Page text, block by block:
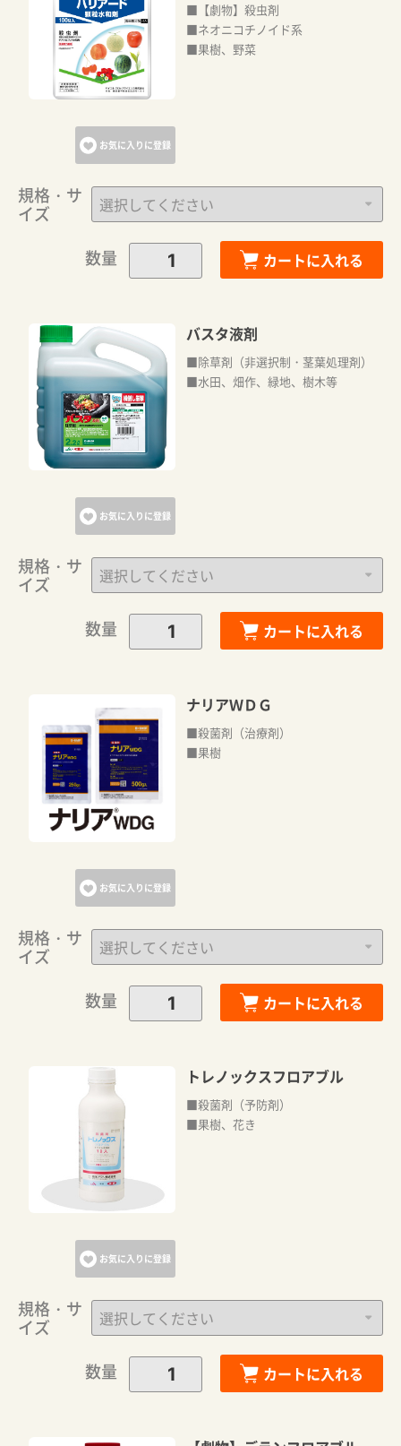
お気に入りに登録
■【劇物】殺虫剤
■ネオニコチノイド系
■果樹、野菜
規格・サ
イズ
数量
カートに入れる
お気に入りに登録
バスタ液剤
■除草剤（非選択制・茎葉処理剤）
■水田、畑作、緑地、樹木等
規格・サ
イズ
数量
カートに入れる
お気に入りに登録
ナリアＷＤＧ
■殺菌剤（治療剤）
■果樹
規格・サ
イズ
数量
カートに入れる
お気に入りに登録
トレノックスフロアブル
■殺菌剤（予防剤）
■果樹、花き
規格・サ
イズ
数量
カートに入れる
カートに追加しました。